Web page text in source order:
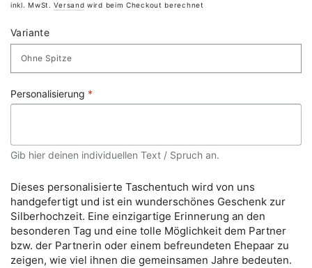
inkl. MwSt.Versand wird beim Checkout berechnet
Variante
Personalisierung *
Gib hier deinen individuellen Text / Spruch an.
Dieses personalisierte Taschentuch wird von uns
handgefertigt und ist ein wunderschönes Geschenk zur
Silberhochzeit. Eine einzigartige Erinnerung an den
besonderen Tag und eine tolle Möglichkeit dem Partner
bzw. der Partnerin oder einem befreundeten Ehepaar zu
zeigen, wie viel ihnen die gemeinsamen Jahre bedeuten.